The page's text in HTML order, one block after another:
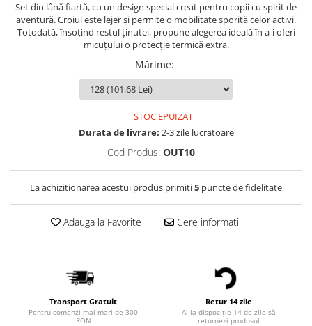
Set din lână fiartă, cu un design special creat pentru copii cu spirit de
aventură. Croiul este lejer și permite o mobilitate sporită celor activi.
Totodată, însoțind restul ținutei, propune alegerea ideală în a-i oferi
micuțului o protecție termică extra.
Mărime:
STOC EPUIZAT
Durata de livrare: 2-3 zile lucratoare
Cod Produs: OUT10
La achizitionarea acestui produs primiti5 puncte de fidelitate
Adauga la Favorite Cere informatii
Transport Gratuit
Pentru comenzi mai mari de 300
RON
Retur 14 zile
Ai la dispoziție 14 de zile să
returnezi produsul